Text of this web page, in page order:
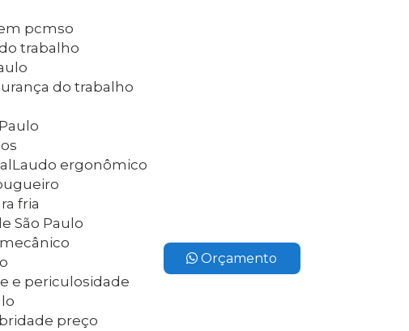
pcmso
trabalho
do trabalho
Laudo ergonômico
fria
São Paulo
e periculosidade
preço
Orçamento